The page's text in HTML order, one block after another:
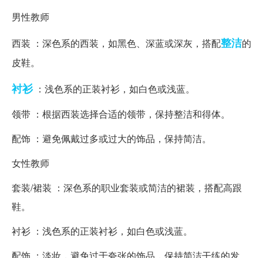
男性教师
西装 ：深色系的西装，如黑色、深蓝或深灰，搭配整洁的
皮鞋。
衬衫：浅色系的正装衬衫，如白色或浅蓝。
领带 ：根据西装选择合适的领带，保持整洁和得体。
配饰 ：避免佩戴过多或过大的饰品，保持简洁。
女性教师
套装/裙装 ：深色系的职业套装或简洁的裙装，搭配高跟
鞋。
衬衫 ：浅色系的正装衬衫，如白色或浅蓝。